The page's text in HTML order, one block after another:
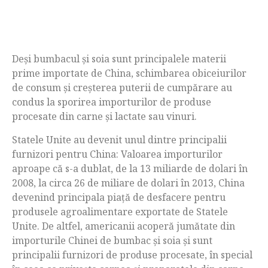
Deși bumbacul și soia sunt principalele materii
prime importate de China, schimbarea obiceiurilor
de consum și creșterea puterii de cumpărare au
condus la sporirea importurilor de produse
procesate din carne și lactate sau vinuri.
Statele Unite au devenit unul dintre principalii
furnizori pentru China: Valoarea importurilor
aproape că s-a dublat, de la 13 miliarde de dolari în
2008, la circa 26 de miliare de dolari în 2013, China
devenind principala piață de desfacere pentru
produsele agroalimentare exportate de Statele
Unite. De altfel, americanii acoperă jumătate din
importurile Chinei de bumbac și soia și sunt
principalii furnizori de produse procesate, în special